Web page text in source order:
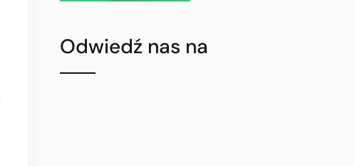
Odwiedź nas na